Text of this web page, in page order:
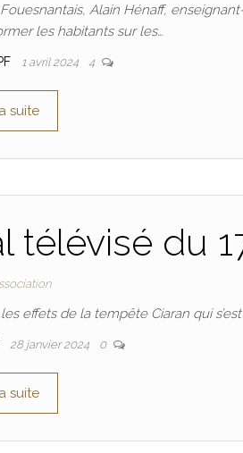
Alain Hénaff,
les habitants sur les…
1 avril 2024 4
suite
télévisé du
effets de la tempête Ciaran qui
28 janvier 2024 0
suite